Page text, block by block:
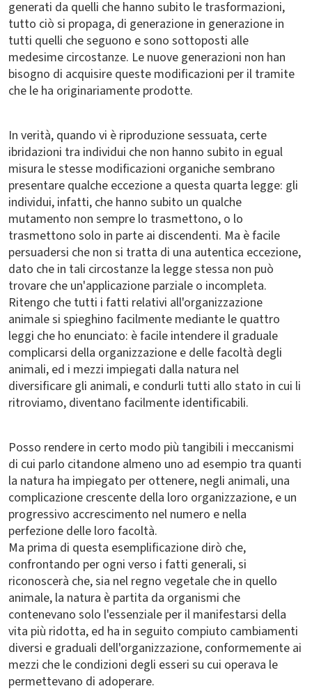
generati da quelli che hanno subito le trasformazioni,
tutto ciò si propaga, di generazione in generazione in
tutti quelli che seguono e sono sottoposti alle
medesime circostanze. Le nuove generazioni non han
bisogno di acquisire queste modificazioni per il tramite
che le ha originariamente prodotte.
In verità, quando vi è riproduzione sessuata, certe
ibridazioni tra individui che non hanno subito in egual
misura le stesse modificazioni organiche sembrano
presentare qualche eccezione a questa quarta legge: gli
individui, infatti, che hanno subito un qualche
mutamento non sempre lo trasmettono, o lo
trasmettono solo in parte ai discendenti. Ma è facile
persuadersi che non si tratta di una autentica eccezione,
dato che in tali circostanze la legge stessa non può
trovare che un'applicazione parziale o incompleta.
Ritengo che tutti i fatti relativi all'organizzazione
animale si spieghino facilmente mediante le quattro
leggi che ho enunciato: è facile intendere il graduale
complicarsi della organizzazione e delle facoltà degli
animali, ed i mezzi impiegati dalla natura nel
diversificare gli animali, e condurli tutti allo stato in cui li
ritroviamo, diventano facilmente identificabili.
Posso rendere in certo modo più tangibili i meccanismi
di cui parlo citandone almeno uno ad esempio tra quanti
la natura ha impiegato per ottenere, negli animali, una
complicazione crescente della loro organizzazione, e un
progressivo accrescimento nel numero e nella
perfezione delle loro facoltà.
Ma prima di questa esemplificazione dirò che,
confrontando per ogni verso i fatti generali, si
riconoscerà che, sia nel regno vegetale che in quello
animale, la natura è partita da organismi che
contenevano solo l'essenziale per il manifestarsi della
vita più ridotta, ed ha in seguito compiuto cambiamenti
diversi e graduali dell'organizzazione, conformemente ai
mezzi che le condizioni degli esseri su cui operava le
permettevano di adoperare.